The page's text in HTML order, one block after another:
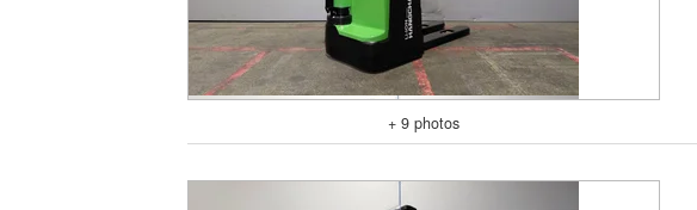
+ 9 photos